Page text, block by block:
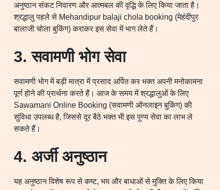
अनुष्ठान संकट निवारण और आत्मबल की वृद्धि के लिए किया जाता है।
श्रद्धालु पहले से Mehandipur balaji chola booking (मेहंदीपुर
बालाजी चोला बुकिंग) कराकर इस सेवा में भाग लेते हैं।
3. सवामणी भोग सेवा
सवामणी भोग में बड़ी मात्रा में प्रसाद अर्पित कर भक्त अपनी मनोकामना
पूर्ण होने की प्रार्थना करते हैं। आज के समय में श्रद्धालुओं के लिए
Sawamani Online Booking (सवामणी ऑनलाइन बुकिंग) की
सुविधा उपलब्ध है, जिससे दूर बैठे भक्त भी इस पुण्य सेवा का लाभ ले
सकते हैं।
4. अर्जी अनुष्ठान
यह अनुष्ठान विशेष रूप से कष्ट, भय और बाधाओं से मुक्ति के लिए किया